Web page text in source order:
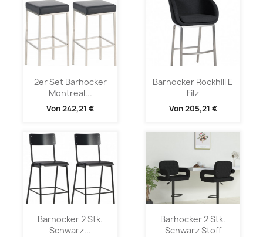
2er Set Barhocker
Montreal...
Von242,21 €
Barhocker Rockhill E
Filz
Von205,21 €
Barhocker 2 Stk.
Schwarz...
Barhocker 2 Stk.
Schwarz Stoff